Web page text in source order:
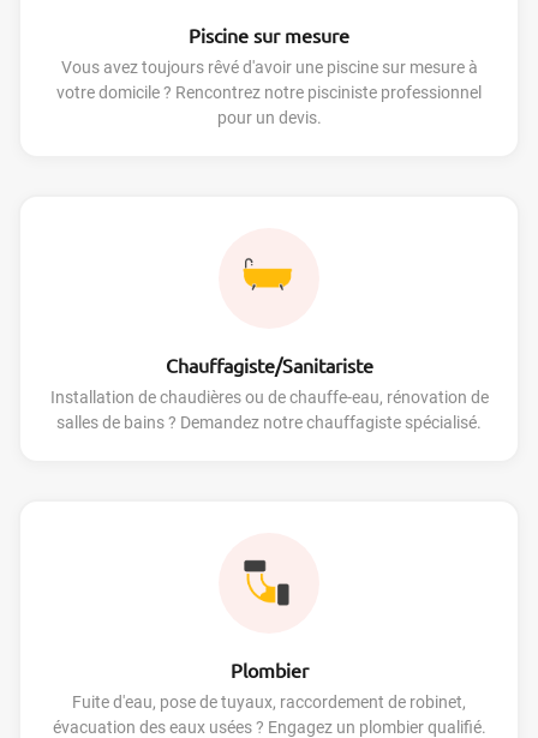
Piscine sur mesure
Vous avez toujours rêvé d'avoir une piscine sur mesure à
votre domicile ? Rencontrez notre pisciniste professionnel
pour un devis.
Chauffagiste/Sanitariste
Installation de chaudières ou de chauffe-eau, rénovation de
salles de bains ? Demandez notre chauffagiste spécialisé.
Plombier
Fuite d'eau, pose de tuyaux, raccordement de robinet,
évacuation des eaux usées ? Engagez un plombier qualifié.